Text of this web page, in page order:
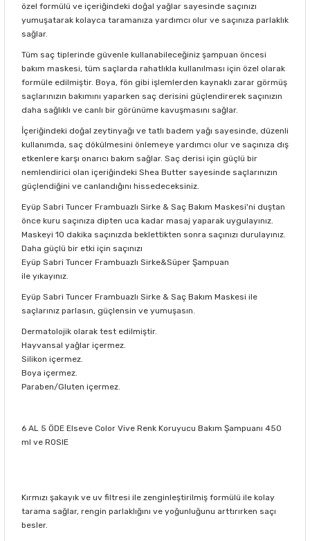
özel formülü ve içeriğindeki doğal yağlar sayesinde saçınızı
yumuşatarak kolayca taramanıza yardımcı olur ve saçınıza parlaklık
sağlar.
Tüm saç tiplerinde güvenle kullanabileceğiniz şampuan öncesi
bakım maskesi, tüm saçlarda rahatlıkla kullanılması için özel olarak
formüle edilmiştir. Boya, fön gibi işlemlerden kaynaklı zarar görmüş
saçlarınızın bakımını yaparken saç derisini güçlendirerek saçınızın
daha sağlıklı ve canlı bir görünüme kavuşmasını sağlar.
İçeriğindeki doğal zeytinyağı ve tatlı badem yağı sayesinde, düzenli
kullanımda, saç dökülmesini önlemeye yardımcı olur ve saçınıza dış
etkenlere karşı onarıcı bakım sağlar. Saç derisi için güçlü bir
nemlendirici olan içeriğindeki Shea Butter sayesinde saçlarınızın
güçlendiğini ve canlandığını hissedeceksiniz.
Eyüp Sabri Tuncer Frambuazlı Sirke & Saç Bakım Maskesi'ni duştan
önce kuru saçınıza dipten uca kadar masaj yaparak uygulayınız.
Maskeyi 10 dakika saçınızda beklettikten sonra saçınızı durulayınız.
Daha güçlü bir etki için saçınızı
Eyüp Sabri Tuncer Frambuazlı Sirke&Süper Şampuan
ile yıkayınız.
Eyüp Sabri Tuncer Frambuazlı Sirke & Saç Bakım Maskesi ile
saçlarınız parlasın, güçlensin ve yumuşasın.
Dermatolojik olarak test edilmiştir.
Hayvansal yağlar içermez.
Silikon içermez.
Boya içermez.
Paraben/Gluten içermez.
6 AL 5 ÖDE Elseve Color Vive Renk Koruyucu Bakım Şampuanı 450
ml ve ROSIE
Kırmızı şakayık ve uv filtresi ile zenginleştirilmiş formülü ile kolay
tarama sağlar, rengin parlaklığını ve yoğunluğunu arttırırken saçı
besler.